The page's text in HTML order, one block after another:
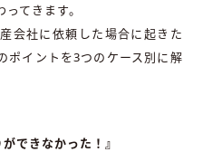
てきます。
会社に依頼した場合に起きた
ポイントを3つのケース別に解
できなかった！』